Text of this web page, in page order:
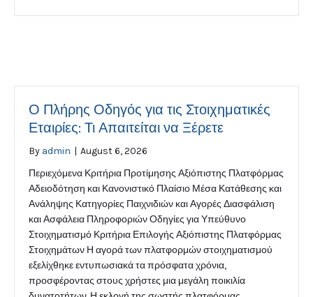
Ο Πλήρης Οδηγός για τις Στοιχηματικές
Εταιρίες: Τι Απαιτείται να Ξέρετε
By admin | August 6, 2026
Περιεχόμενα Κριτήρια Προτίμησης Αξιόπιστης Πλατφόρμας
Αδειοδότηση και Κανονιστικό Πλαίσιο Μέσα Κατάθεσης και
Ανάληψης Κατηγορίες Παιχνιδιών και Αγορές Διασφάλιση
και Ασφάλεια Πληροφοριών Οδηγίες για Υπεύθυνο
Στοιχηματισμό Κριτήρια Επιλογής Αξιόπιστης Πλατφόρμας
Στοιχημάτων Η αγορά των πλατφορμών στοιχηματισμού
εξελίχθηκε εντυπωσιακά τα πρόσφατα χρόνια,
προσφέροντας στους χρήστες μια μεγάλη ποικιλία